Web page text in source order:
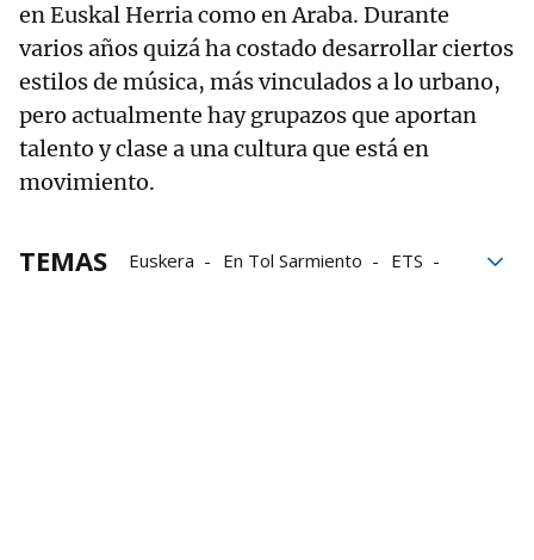
en Euskal Herria como en Araba. Durante
varios años quizá ha costado desarrollar ciertos
estilos de música, más vinculados a lo urbano,
pero actualmente hay grupazos que aportan
talento y clase a una cultura que está en
movimiento.
TEMAS Euskera En Tol Sarmiento
ETS